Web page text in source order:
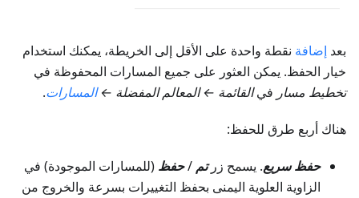
بعد إضافة نقطة واحدة على الأقل إلى الخريطة، يمكنك استخدام
خيار الحفظ. يمكن العثور على جميع المسارات المحفوظة في
تخطيط مسار فيالقائمة ←المعالم المفضلة ← المسارات.
هناك أربع طرق للحفظ:
حفظ سريع. يسمح زرتم /حفظ (للمسارات الموجودة) في
الزاوية العلوية اليمنى بحفظ التغييرات بسرعة والخروج من